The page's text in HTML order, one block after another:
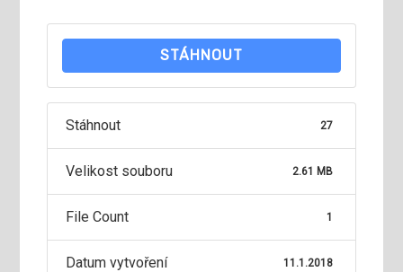
STÁHNOUT
Stáhnout 27
Velikost souboru 2.61 MB
File Count 1
Datum vytvoření 11.1.2018